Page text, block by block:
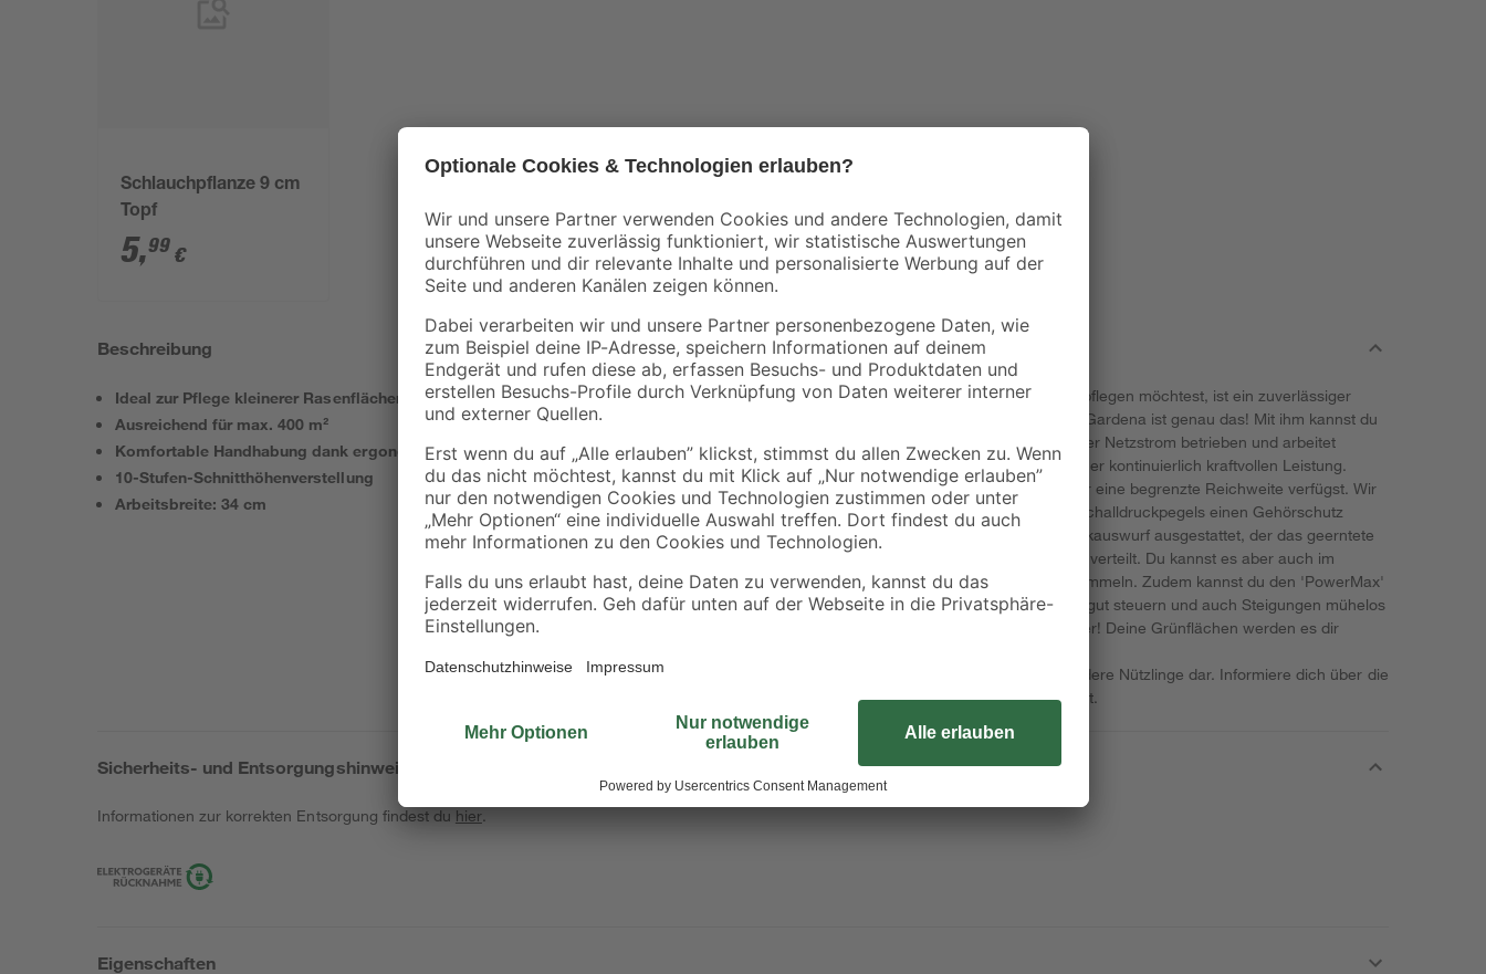
Schlauchpflanze 9 cm
Topf
5,99 €
Beschreibung
Ideal zur Pflege kleinerer Rasenflächen
Ausreichend für max. 400 m²
Komfortable Handhabung dank ergonomischem Griff
10-Stufen-Schnitthöhenverstellung
Arbeitsbreite: 34 cm
Wenn du einen Rasen hast, den du regelmäßig pflegen möchtest, ist ein zuverlässiger
Rasenmäher unerlässlich. Der 'PowerMax' von Gardena ist genau das! Mit ihm kannst du
Flächen von bis zu 400 m² bearbeiten. Er wird per Netzstrom betrieben und arbeitet
dadurch ausdauernd und unterstützt dich mit einer kontinuierlich kraftvollen Leistung.
Beachte aber, dass du durch das Kabel nur über eine begrenzte Reichweite verfügst. Wir
empfehlen, dass du aufgrund seines erhöhten Schalldruckpegels einen Gehörschutz
verwendest. Der Rasenmäher ist mit einem Heckauswurf ausgestattet, der das geerntete
Gras für die spätere Entsorgung auf dem Rasen verteilt. Du kannst es aber auch im
Fangkorb, der ein Volumen von 40 Litern hat, sammeln. Zudem kannst du den 'PowerMax'
dank seines sehr geringen Gewichts von 9,7 kg gut steuern und auch Steigungen mühelos
bewältigen. Also schnapp dir diesen Rasenmäher! Deine Grünflächen werden es dir
Rasenmäher stellen eine Gefahr für Igel und andere Nützlinge dar. Informiere dich über die
Gefahren für Igelund wie du sie schützen kannst.
Sicherheits- und Entsorgungshinweise
Informationen zur korrekten Entsorgung findest du hier.
Eigenschaften